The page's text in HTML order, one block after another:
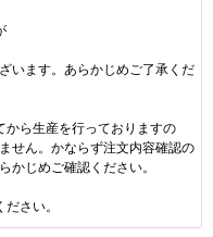
います。あらかじめご了承くだ
から生産を行っておりますの
せん。かならず注文内容確認の
かじめご確認ください。
さい。